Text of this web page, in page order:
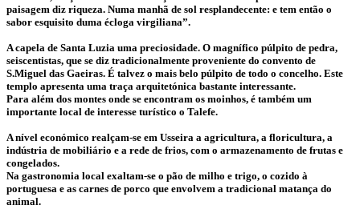
paisagem diz riqueza. Numa manhã de sol resplandecente: e tem então o
sabor esquisito duma écloga virgiliana”.
A capela de Santa Luzia uma preciosidade. O magnífico púlpito de pedra,
seiscentistas, que se diz tradicionalmente proveniente do convento de
S.Miguel das Gaeiras. É talvez o mais belo púlpito de todo o concelho. Este
templo apresenta uma traça arquitetónica bastante interessante.
Para além dos montes onde se encontram os moinhos, é também um
importante local de interesse turístico o Talefe.
A nível económico realçam-se em Usseira a agricultura, a floricultura, a
indústria de mobiliário e a rede de frios, com o armazenamento de frutas e
congelados.
Na gastronomia local exaltam-se o pão de milho e trigo, o cozido à
portuguesa e as carnes de porco que envolvem a tradicional matança do
animal.